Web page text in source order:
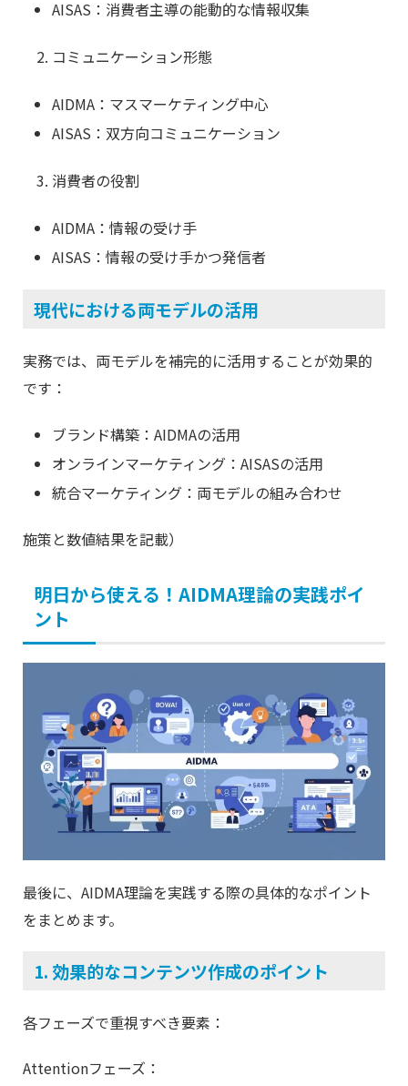
AISAS：消費者主導の能動的な情報収集
コミュニケーション形態
AIDMA：マスマーケティング中心
AISAS：双方向コミュニケーション
消費者の役割
AIDMA：情報の受け手
AISAS：情報の受け手かつ発信者
現代における両モデルの活用
実務では、両モデルを補完的に活用することが効果的
です：
ブランド構築：AIDMAの活用
オンラインマーケティング：AISASの活用
統合マーケティング：両モデルの組み合わせ
施策と数値結果を記載）
明日から使える！AIDMA理論の実践ポイ
ント
最後に、AIDMA理論を実践する際の具体的なポイント
をまとめます。
1. 効果的なコンテンツ作成のポイント
各フェーズで重視すべき要素：
Attentionフェーズ：